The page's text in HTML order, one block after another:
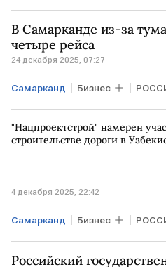
В Самарканде из-за
четыре рейса
24 декабря 2025, 07:27
Самарканд Бизнес
МОСКВА САНКТ-
Аэрофлот Азимут
"Нацпроектстрой" намерен
строительстве дороги в
4 декабря 2025, 22:42
Самарканд Бизнес
УЗБЕКИСТАН Ташкент
Российский